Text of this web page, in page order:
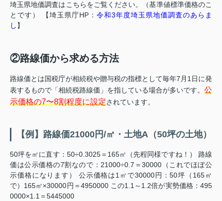
埼玉県地価調査はこちらをご覧ください。（基準値標準価格のこ
とです） 【埼玉県庁HP： 令和3年度埼玉県地価調査のあらま
し 】
②路線価から求める方法
路線価とは国税庁が相続税や贈与税の指標として毎年7月1日に発
表するもので「相続税路線価」を指している場合が多いです。 公
示価格の7〜8割程度に設定されています。
【例】路線価21000円/㎡・土地A（50坪の土地）
50坪を㎡に直す：50÷0.3025＝165㎡（先程同様ですね！） 路線
価は公示価格の7割なので：21000÷0.7＝30000（これでほぼ公
示価格になります） 公示価格は1㎡で30000円：50坪（165㎡
で）165㎡×30000円＝4950000 この1.1～1.2倍が実勢価格：495
0000×1.1＝5445000